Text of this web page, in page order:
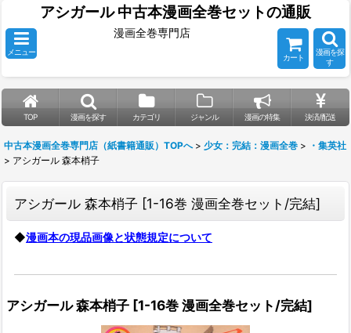
アシガール 中古本漫画全巻セットの通販
メニュー
漫画全巻専門店
カート
漫画を探
す
TOP 漫画を探す カテゴリ ジャンル 漫画の特集 決済/配送
中古本漫画全巻専門店（紙書籍通販）TOPへ > 少女：完結：漫画全巻 > ・集英社
> アシガール 森本梢子
アシガール 森本梢子 [1-16巻 漫画全巻セット/完結]
◆漫画本の現品画像と状態規定について
アシガール 森本梢子 [1-16巻 漫画全巻セット/完結]